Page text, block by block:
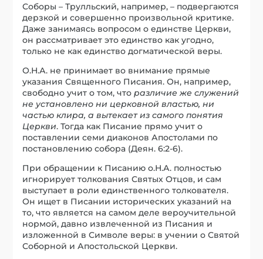
Соборы – Трулльский, например, – подвергаются
дерзкой и совершенно произвольной критике.
Даже занимаясь вопросом о единстве Церкви,
он рассматривает это единство как угодно,
только не как единство догматической веры.
О.Н.А. не принимает во внимание прямые
указания Священного Писания. Он, например,
свободно учит о том, чторазличие же служений
не установлено ни церковной властью, ни
частью клира, а вытекает из самого понятия
Церкви. Тогда как Писание прямо учит о
поставлении семи диаконов Апостолами по
постановлению собора (Деян. 6:2-6).
При обращении к Писанию о.Н.А. полностью
игнорирует толкования Святых Отцов, и сам
выступает в роли единственного толкователя.
Он ищет в Писании исторических указаний на
то, что является на самом деле вероучительной
нормой, давно извлеченной из Писания и
изложенной в Символе веры: в учении о Святой
Соборной и Апостольской Церкви.